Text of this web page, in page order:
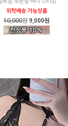
위탁배송 가능상품
10,000원 9,000원